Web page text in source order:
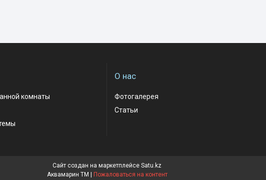
комнаты
О нас
Фотогалерея
Статьи
Сайт создан на маркетплейсе Satu.kz
Пожаловаться на контент